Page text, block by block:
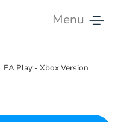
Menu
EA Play - Xbox Version